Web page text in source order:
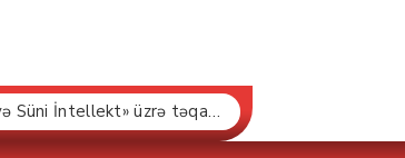
“Bakcell» və Gənclər Fondu «İnnovasiya və Süni İntellekt» üzrə təqaüd proqramının qalibləri ilə görüş keçirib